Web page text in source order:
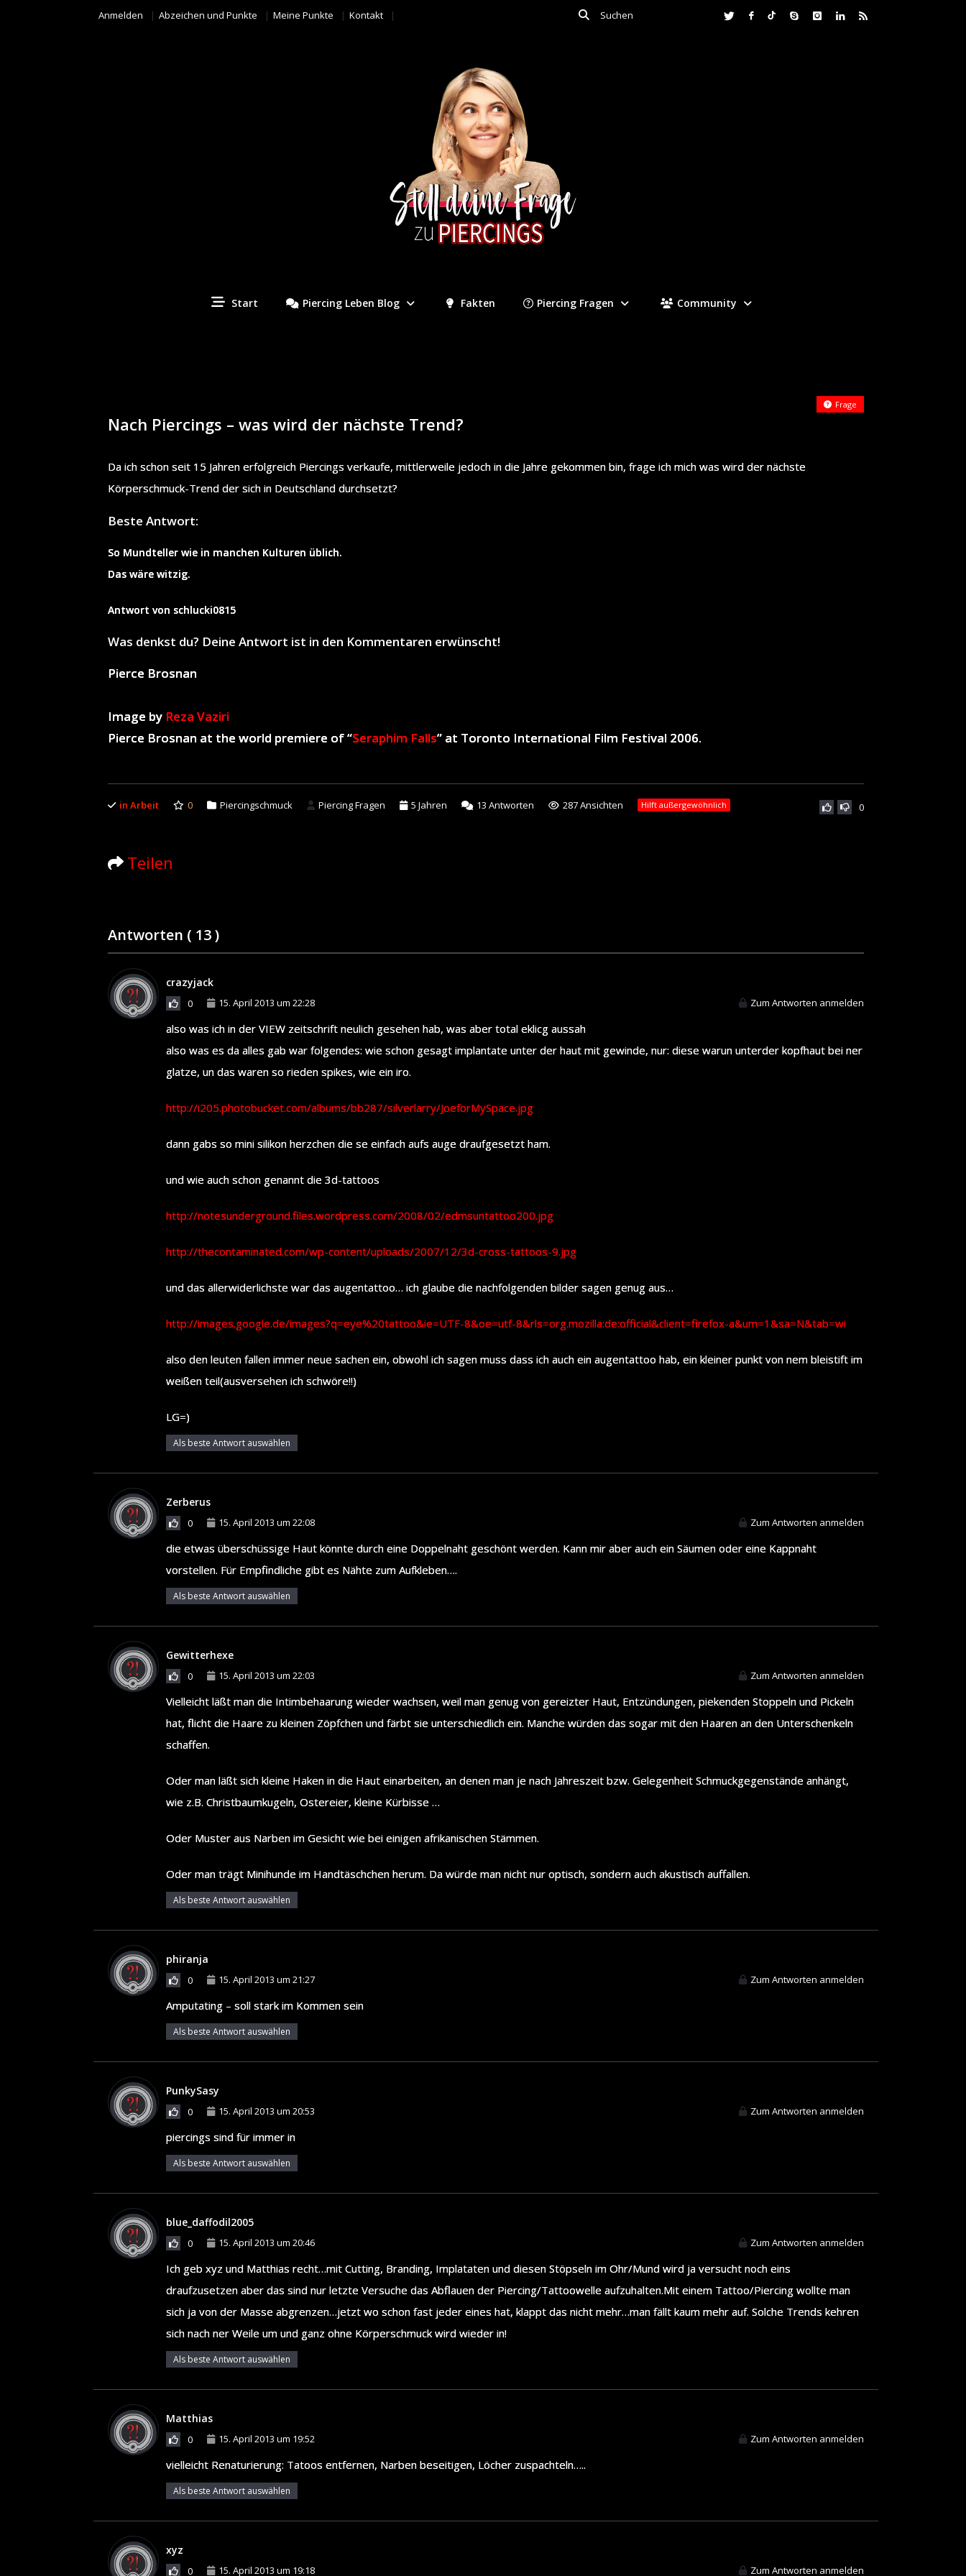
Anmelden Abzeichen und Punkte Meine Punkte Kontakt
Start Piercing Leben Blog Fakten Piercing Fragen Community
Nach Piercings – was wird der nächste Trend?
Frage
Da ich schon seit 15 Jahren erfolgreich Piercings verkaufe, mittlerweile jedoch in die Jahre gekommen bin, frage ich mich was wird der nächste
Körperschmuck-Trend der sich in Deutschland durchsetzt?
Beste Antwort:
So Mundteller wie in manchen Kulturen üblich.
Das wäre witzig.
Antwort von schlucki0815
Was denkst du? Deine Antwort ist in den Kommentaren erwünscht!
Pierce Brosnan
Image by Reza Vaziri
Pierce Brosnan at the world premiere of “Seraphim Falls” at Toronto International Film Festival 2006.
in Arbeit 0 Piercingschmuck Piercing Fragen 5 Jahren 13 Antworten 287 Ansichten Hilft außergewöhnlich 0
Teilen
Antworten ( 13)
crazyjack
0 15. April 2013 um 22:28 Zum Antworten anmelden
also was ich in der VIEW zeitschrift neulich gesehen hab, was aber total eklicg aussah
also was es da alles gab war folgendes: wie schon gesagt implantate unter der haut mit gewinde, nur: diese warun unterder kopfhaut bei ner
glatze, un das waren so rieden spikes, wie ein iro.
http://i205.photobucket.com/albums/bb287/silverlarry/JoeforMySpace.jpg
dann gabs so mini silikon herzchen die se einfach aufs auge draufgesetzt ham.
und wie auch schon genannt die 3d-tattoos
http://notesunderground.files.wordpress.com/2008/02/edmsuntattoo200.jpg
http://thecontaminated.com/wp-content/uploads/2007/12/3d-cross-tattoos-9.jpg
und das allerwiderlichste war das augentattoo… ich glaube die nachfolgenden bilder sagen genug aus…
http://images.google.de/images?q=eye%20tattoo&ie=UTF-8&oe=utf-8&rls=org.mozilla:de:official&client=firefox-a&um=1&sa=N&tab=wi
also den leuten fallen immer neue sachen ein, obwohl ich sagen muss dass ich auch ein augentattoo hab, ein kleiner punkt von nem bleistift im
weißen teil(ausversehen ich schwöre!!)
LG=)
Als beste Antwort auswählen
Zerberus
0 15. April 2013 um 22:08 Zum Antworten anmelden
die etwas überschüssige Haut könnte durch eine Doppelnaht geschönt werden. Kann mir aber auch ein Säumen oder eine Kappnaht
vorstellen. Für Empfindliche gibt es Nähte zum Aufkleben….
Als beste Antwort auswählen
Gewitterhexe
0 15. April 2013 um 22:03 Zum Antworten anmelden
Vielleicht läßt man die Intimbehaarung wieder wachsen, weil man genug von gereizter Haut, Entzündungen, piekenden Stoppeln und Pickeln
hat, flicht die Haare zu kleinen Zöpfchen und färbt sie unterschiedlich ein. Manche würden das sogar mit den Haaren an den Unterschenkeln
schaffen.
Oder man läßt sich kleine Haken in die Haut einarbeiten, an denen man je nach Jahreszeit bzw. Gelegenheit Schmuckgegenstände anhängt,
wie z.B. Christbaumkugeln, Ostereier, kleine Kürbisse …
Oder Muster aus Narben im Gesicht wie bei einigen afrikanischen Stämmen.
Oder man trägt Minihunde im Handtäschchen herum. Da würde man nicht nur optisch, sondern auch akustisch auffallen.
Als beste Antwort auswählen
phiranja
0 15. April 2013 um 21:27 Zum Antworten anmelden
Amputating – soll stark im Kommen sein
Als beste Antwort auswählen
PunkySasy
0 15. April 2013 um 20:53 Zum Antworten anmelden
piercings sind für immer in
Als beste Antwort auswählen
blue_daffodil2005
0 15. April 2013 um 20:46 Zum Antworten anmelden
Ich geb xyz und Matthias recht…mit Cutting, Branding, Implataten und diesen Stöpseln im Ohr/Mund wird ja versucht noch eins
draufzusetzen aber das sind nur letzte Versuche das Abflauen der Piercing/Tattoowelle aufzuhalten.Mit einem Tattoo/Piercing wollte man
sich ja von der Masse abgrenzen…jetzt wo schon fast jeder eines hat, klappt das nicht mehr…man fällt kaum mehr auf. Solche Trends kehren
sich nach ner Weile um und ganz ohne Körperschmuck wird wieder in!
Als beste Antwort auswählen
Matthias
0 15. April 2013 um 19:52 Zum Antworten anmelden
vielleicht Renaturierung: Tatoos entfernen, Narben beseitigen, Löcher zuspachteln…..
Als beste Antwort auswählen
xyz
0 15. April 2013 um 19:18 Zum Antworten anmelden